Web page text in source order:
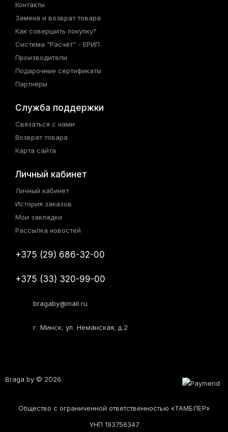
Контакты
Замена и возврат товара
Как совершить покупку?
Система "Расчёт" - ЕРИП
Производители
Подарочные сертификаты
Партнёры
Служба поддержки
Связаться с нами
Возврат товара
Карта сайта
Личный кабинет
Личный кабинет
История заказов
Мои закладки
Рассылка новостей
+375 (29) 686-32-00
+375 (33) 320-99-00
bragaby@mail.ru
г. Минск, ул. Неманская, д.2
Braga.by © 2026
Общество с ограниченной ответственностью «ТАМБЛЕР»
УНП 193756347